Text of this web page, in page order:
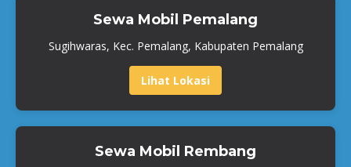
Sewa Mobil Pemalang
Sugihwaras, Kec. Pemalang, Kabupaten Pemalang
Lihat Lokasi
Sewa Mobil Rembang